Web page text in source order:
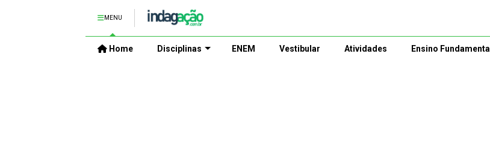
MENU
Home Disciplinas ENEM Vestibular Atividades Ensino Fundamental